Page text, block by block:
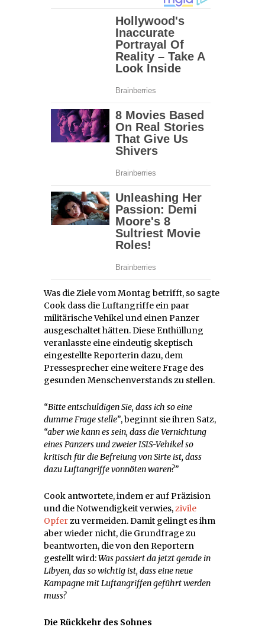
Was die Ziele vom Montag betrifft, so sagte
Cook dass die Luftangriffe ein paar
militärische Vehikel und einen Panzer
ausgeschaltet hätten. Diese Enthüllung
veranlasste eine eindeutig skeptisch
eingestellte Reporterin dazu, dem
Pressesprecher eine weitere Frage des
gesunden Menschenverstands zu stellen.
“Bitte entschuldigen Sie, dass ich so eine
dumme Frage stelle”, beginnt sie ihren Satz,
“aber wie kann es sein, dass die Vernichtung
eines Panzers und zweier ISIS-Vehikel so
kritisch für die Befreiung von Sirte ist, dass
dazu Luftangriffe vonnöten waren?”
Cook antwortete, indem er auf Präzision
und die Notwendigkeit verwies,zivile
Opferzu vermeiden. Damit gelingt es ihm
aber wieder nicht, die Grundfrage zu
beantworten, die von den Reportern
gestellt wird:Was passiert da jetzt gerade in
Libyen, das so wichtig ist, dass eine neue
Kampagne mit Luftangriffen geführt werden
muss?
Die Rückkehr des Sohnes